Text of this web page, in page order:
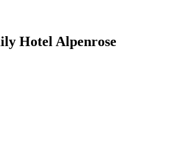
Hotel Alpenrose